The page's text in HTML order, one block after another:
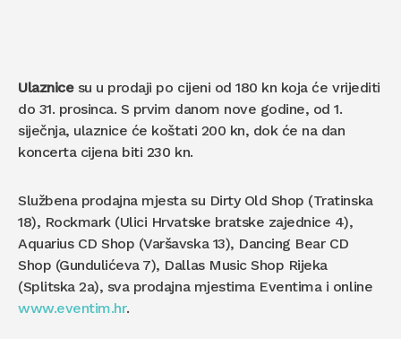
Ulaznicesu u prodaji po cijeni od 180 kn koja će vrijediti
do 31. prosinca. S prvim danom nove godine, od 1.
siječnja, ulaznice će koštati 200 kn, dok će na dan
koncerta cijena biti 230 kn.
Službena prodajna mjesta su Dirty Old Shop (Tratinska
18), Rockmark (Ulici Hrvatske bratske zajednice 4),
Aquarius CD Shop (Varšavska 13), Dancing Bear CD
Shop (Gundulićeva 7), Dallas Music Shop Rijeka
(Splitska 2a), sva prodajna mjestima Eventima i online
www.eventim.hr.